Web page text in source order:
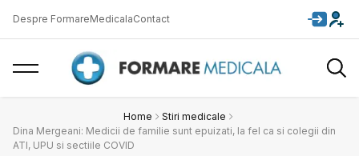
Despre FormareMedicalaContact
Home
Stiri medicale
Dina Mergeani: Medicii de familie sunt epuizati, la fel ca si colegii din
ATI, UPU si sectiile COVID